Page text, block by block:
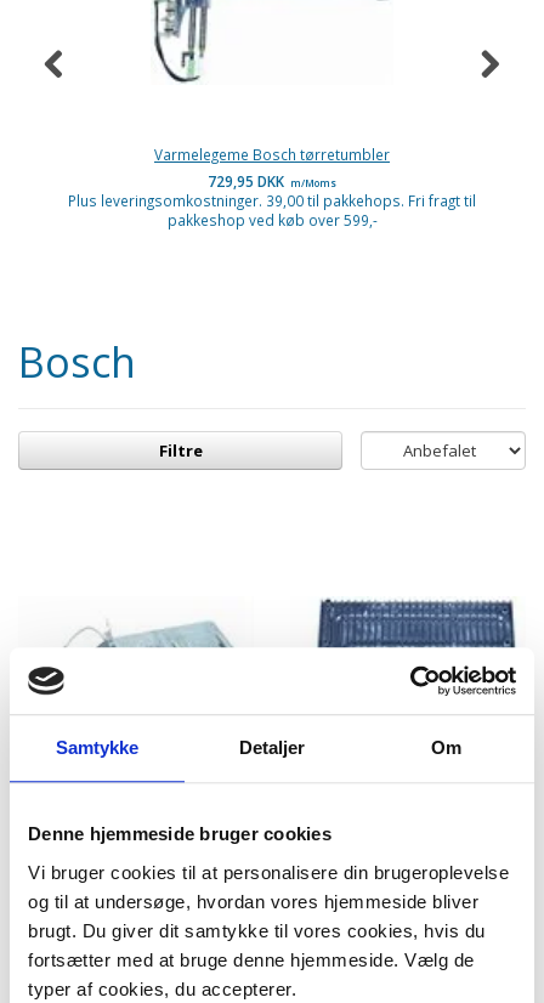
Samtykke Detaljer Om
Denne hjemmeside bruger cookies
Vi bruger cookies til at personalisere din brugeroplevelse
og til at undersøge, hvordan vores hjemmeside bliver
brugt. Du giver dit samtykke til vores cookies, hvis du
fortsætter med at bruge denne hjemmeside. Vælg de
typer af cookies, du accepterer.
Varmelegeme Bosch tørretumbler
729,95 DKK m/Moms
Plus leveringsomkostninger. 39,00 til pakkehops. Fri fragt til
pakkeshop ved køb over 599,-
Bosch
Filtre
tørretumbler
Model/varenr.: 204009
669,95 DKK m/Moms
Plus leveringsomkostninger.
39,00 til pakkehops. Fri fragt til
tørretumbler
729,95 DKK
Plus leveringsomkostninger.
39,00 til pakkehops. Fri fragt til